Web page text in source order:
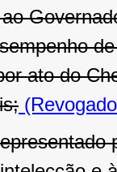
ato do